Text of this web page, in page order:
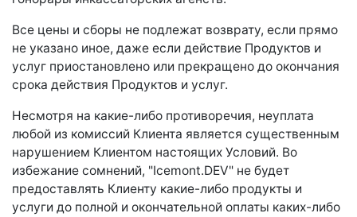
Все цены и сборы не подлежат возврату, если прямо
не указано иное, даже если действие Продуктов и
услуг приостановлено или прекращено до окончания
срока действия Продуктов и услуг.
Несмотря на какие-либо противоречия, неуплата
любой из комиссий Клиента является существенным
нарушением Клиентом настоящих Условий. Во
избежание сомнений, "Icemont.DEV" не будет
предоставлять Клиенту какие-либо продукты и
услуги до полной и окончательной оплаты каких-либо